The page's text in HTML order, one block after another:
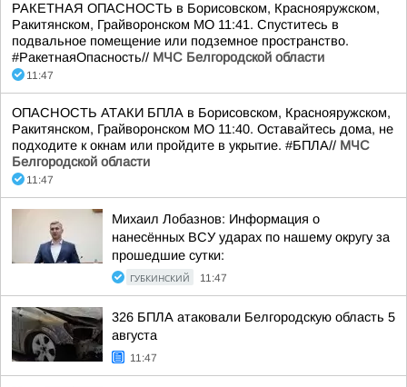
РАКЕТНАЯ ОПАСНОСТЬ в Борисовском, Краснояружском,
Ракитянском, Грайворонском МО 11:41. Спуститесь в
подвальное помещение или подземное пространство.
#РакетнаяОпасность// МЧС Белгородской области
11:47
ОПАСНОСТЬ АТАКИ БПЛА в Борисовском, Краснояружском,
Ракитянском, Грайворонском МО 11:40. Оставайтесь дома, не
подходите к окнам или пройдите в укрытие. #БПЛА// МЧС
Белгородской области
11:47
Михаил Лобазнов: Информация о
нанесённых ВСУ ударах по нашему округу за
прошедшие сутки:
ГУБКИНСКИЙ 11:47
326 БПЛА атаковали Белгородскую область 5
августа
11:47